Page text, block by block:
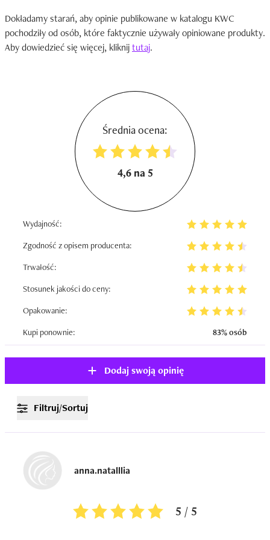
Dokładamy starań, aby opinie publikowane w katalogu KWC
pochodziły od osób, które faktycznie używały opiniowane produkty.
Aby dowiedzieć się więcej, kliknijtutaj.
Średnia ocena:
4,6 na 5
Wydajność:
Zgodność z opisem producenta:
Trwałość:
Stosunek jakości do ceny:
Opakowanie:
Kupi ponownie:
83% osób
Dodaj swoją opinię
Filtruj/Sortuj
anna.natalllia
5 / 5